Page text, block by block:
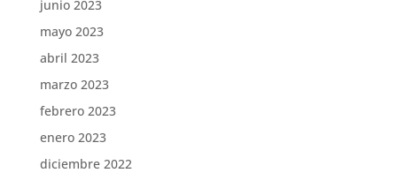
junio 2023
mayo 2023
abril 2023
marzo 2023
febrero 2023
enero 2023
diciembre 2022